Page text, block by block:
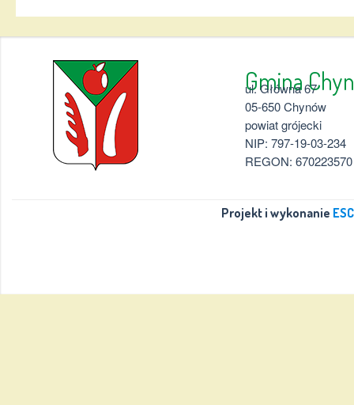
Gmina
ul. Główna 67
05-650 Chynów
powiat grójecki
NIP: 797-19-03-234
REGON: 670223570
Projekt i wykonanie ESC